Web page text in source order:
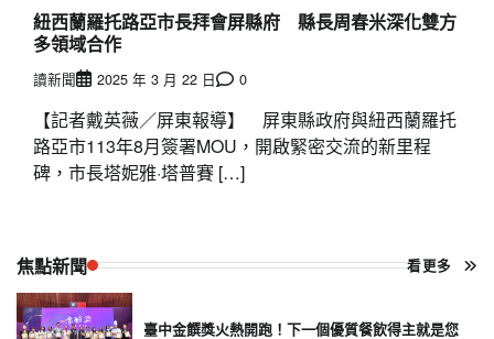
紐西蘭羅托路亞市長拜會屏縣府 縣長周春米深化雙方
多領域合作
讀新聞 2025 年 3 月 22 日 0
【記者戴英薇／屏東報導】 屏東縣政府與紐西蘭羅托
路亞市113年8月簽署MOU，開啟緊密交流的新里程
碑，市長塔妮雅·塔普賽 […]
焦點新聞 看更多
臺中金饌獎火熱開跑！下一個優質餐飲得主就是您